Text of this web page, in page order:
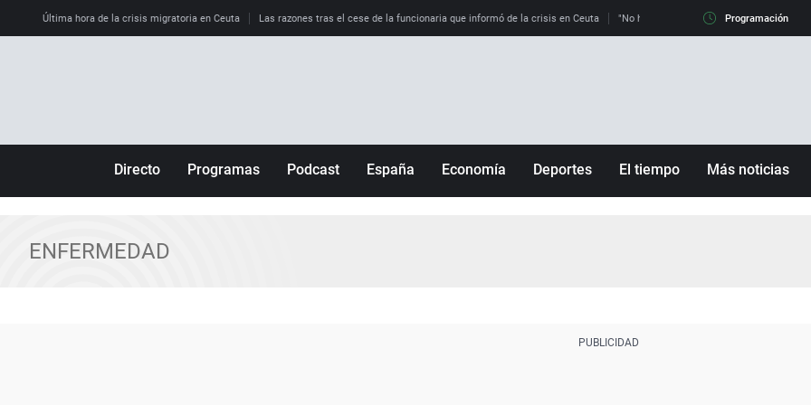
Última hora de la crisis migratoria en Ceuta Las razones tras el cese de la funcionaria que informó de la crisis en Ceuta "No hay mafias, que no nos engañen":
Programación
Directo Programas
Julia en la onda
Podcast España Economía Deportes El tiempo Más noticias
ENFERMEDAD